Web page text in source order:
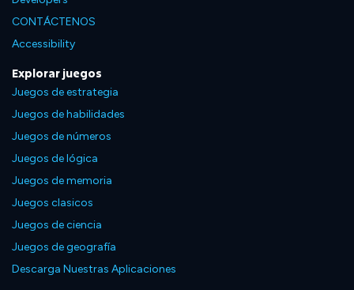
CONTÁCTENOS
Accessibility
Explorar juegos
Juegos de estrategia
Juegos de habilidades
Juegos de números
Juegos de lógica
Juegos de memoria
Juegos clasicos
Juegos de ciencia
Juegos de geografía
Descarga Nuestras Aplicaciones